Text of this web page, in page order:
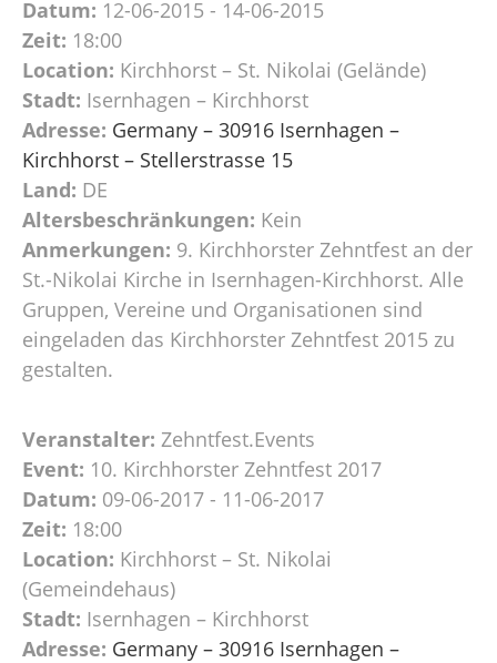
Datum: 12-06-2015 - 14-06-2015
Zeit: 18:00
Location: Kirchhorst – St. Nikolai (Gelände)
Stadt: Isernhagen – Kirchhorst
Adresse: Germany – 30916 Isernhagen –
Kirchhorst – Stellerstrasse 15
Land: DE
Altersbeschränkungen: Kein
Anmerkungen: 9. Kirchhorster Zehntfest an der
St.-Nikolai Kirche in Isernhagen-Kirchhorst. Alle
Gruppen, Vereine und Organisationen sind
eingeladen das Kirchhorster Zehntfest 2015 zu
gestalten.
Veranstalter: Zehntfest.Events
Event: 10. Kirchhorster Zehntfest 2017
Datum: 09-06-2017 - 11-06-2017
Zeit: 18:00
Location: Kirchhorst – St. Nikolai
(Gemeindehaus)
Stadt: Isernhagen – Kirchhorst
Adresse: Germany – 30916 Isernhagen –